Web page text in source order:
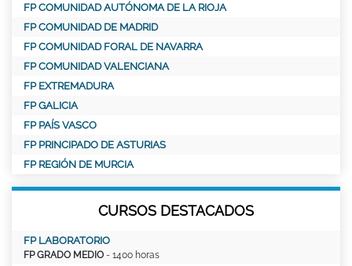
FP COMUNIDAD AUTÓNOMA DE LA RIOJA
FP COMUNIDAD DE MADRID
FP COMUNIDAD FORAL DE NAVARRA
FP COMUNIDAD VALENCIANA
FP EXTREMADURA
FP GALICIA
FP PAÍS VASCO
FP PRINCIPADO DE ASTURIAS
FP REGIÓN DE MURCIA
CURSOS DESTACADOS
FP LABORATORIO
FP GRADO MEDIO - 1400 horas